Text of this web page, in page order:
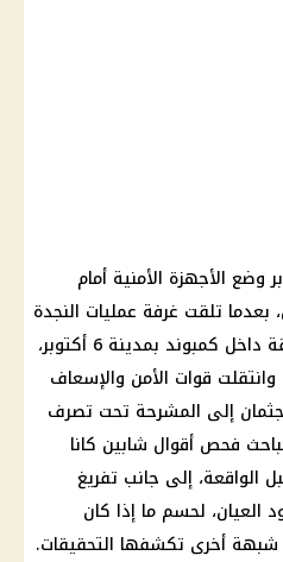
الأجهزة الأمنية أمام
تلقت غرفة عمليات النجدة
بلاغًا بسقوطها من شرفة شقة داخل كمبوند بمدينة 6 أكتوبر،
قوات الأمن والإسعاف
إلى المشرحة تحت تصرف
فحص أقوال شابين كانا
الواقعة، إلى جانب تفريغ
العيان، لحسم ما إذا كان
شبهة أخرى تكشفها التحقيقات.